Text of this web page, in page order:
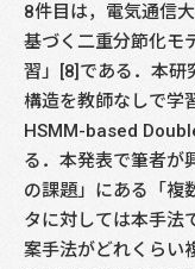
8件目は，電気通信
基づく二重分節化モ
習」[8]である．本研
構造を教師なしで学
HSMM-based
る．本発表で筆者が
の課題」にある「複
タに対しては本手法
案手法がどれくらい